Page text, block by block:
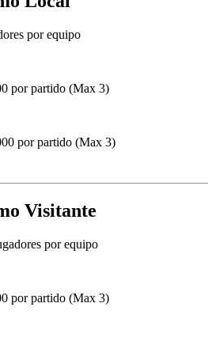
por equipo
por partido (Max 3)
por partido (Max 3)
Visitante
por equipo
por partido (Max 3)